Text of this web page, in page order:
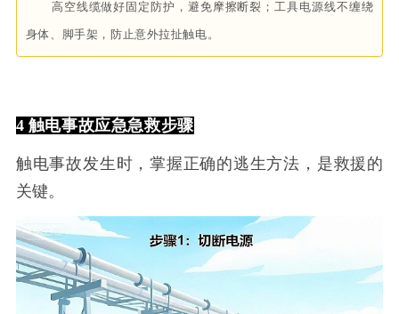
高空线缆做好固定防护，避免摩擦断裂；工具电源线不缠绕
身体、脚手架，防止意外拉扯触电。
4 触电事故应急急救步骤
触电事故发生时，掌握正确的逃生方法，是救援的
关键。